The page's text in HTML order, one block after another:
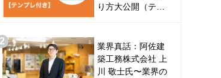
り方大公開（テン
業界真話：阿佐建
築工務株式会社 上
川 敬士氏〜業界の